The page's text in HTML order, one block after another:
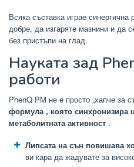
Всяка съставка играе
добре, да изгаряте мазнини и да
без пристъпи на глад.
Науката зад
работи
PhenQ PM не е просто „хапче за
формула , която синхронизира
метаболитната активност .
Липсата на сън повишава
ви кара да жадувате за